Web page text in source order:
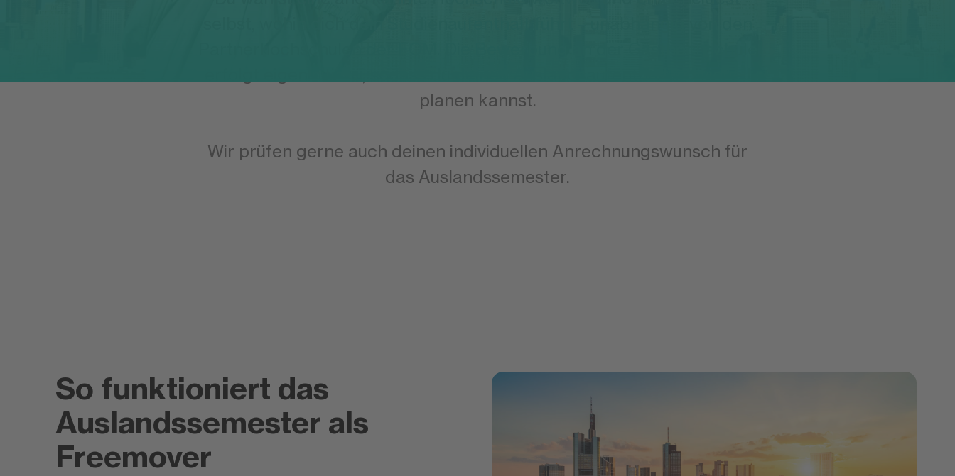
planen kannst.
Wir prüfen gerne auch deinen individuellen Anrechnungswunsch für
das Auslandssemester.
So funktioniert das
Auslandssemester als
Freemover